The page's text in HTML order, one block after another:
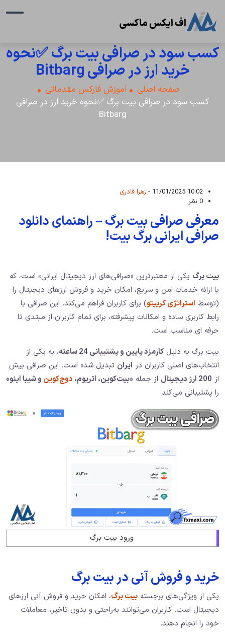
کسب سود در صرافی بیت برگ ✅نحوه
خرید ارز در صرافی Bitbarg
صفحه اصلی
آموزش فارکس مقدماتی
کسب سود در صرافی بیت برگ ✅نحوه خرید ارز در صرافی
Bitbarg
10:02 11/01/2025 -
زهرا قادری
0 نظر
معرفی صرافی بیت برگ – راهنمای دانلود
صرافی ایرانی برگ بیت!
بیت برگ یکی از معتبرترین «صرافی‌های ارز دیجیتال ایرانی» است، که
با ارائه خدمات امن و سریع، امکان خرید و فروش ارزهای دیجیتال را
(توسط استراتژی کریپتو) برای کاربران فراهم می‌کند. این صرافی با
رابط کاربری ساده و امکانات پیشرفته، برای تمام کاربران از مبتدی تا
حرفه‌ ای مناسب است.
بیت برگ به دلیل کارمزد پایین و پشتیبانی 24 ساعته
، به یکی از
انتخاب‌های اصلی کاربران در ایران تبدیل شده است. این صرافی بیش
از 200 ارز دیجیتال از جمله «بیت‌کوین، اتریوم، دوج‌کوین و شیبا اینو»
را پشتیبانی می‌کند.
ورود بیت برگ
خرید و فروش آنی در بیت برگ
یکی از ویژگی‌های برجسته بیت برگ، امکان خرید و فروش آنی ارزهای
دیجیتال است. کاربران می‌توانند به‌راحتی و بدون تاخیر، معاملات
خود را انجام دهند.